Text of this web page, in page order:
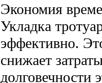
Экономия
Укладка
эффективно.
снижает
долговечности